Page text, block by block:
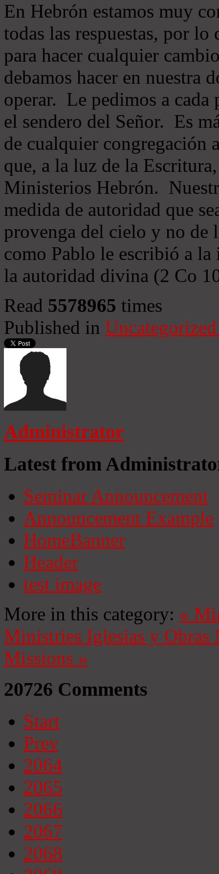
En Hebrón estamos muy
todas las respuestas, por
para hacer cualquier
debamos hacer en nuestra
operar. Le pedimos a cada
el sendero del Señor. Es
de cualquier congregación
que, a la luz de la
Ministerios Hebrón.
medida de autoridad que
provenga del cielo y no de
como Pablo le escribió a
la autoridad divina (2 Co
Read 5578965 times
Published in
Administrator
Latest from
Seminar Announcement
Announcement Example
HomeBanner
Header
test image
More in this category: «
Ministries Iglesias y Obras
Missions »
20726 Comments
Start
Prev
2064
2065
2066
2067
2068